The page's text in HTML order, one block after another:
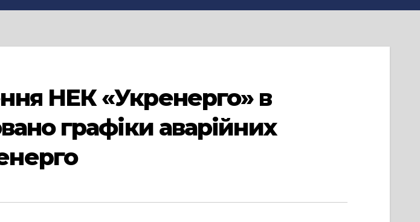
НЕК «Укренерго» в
графіки аварійних